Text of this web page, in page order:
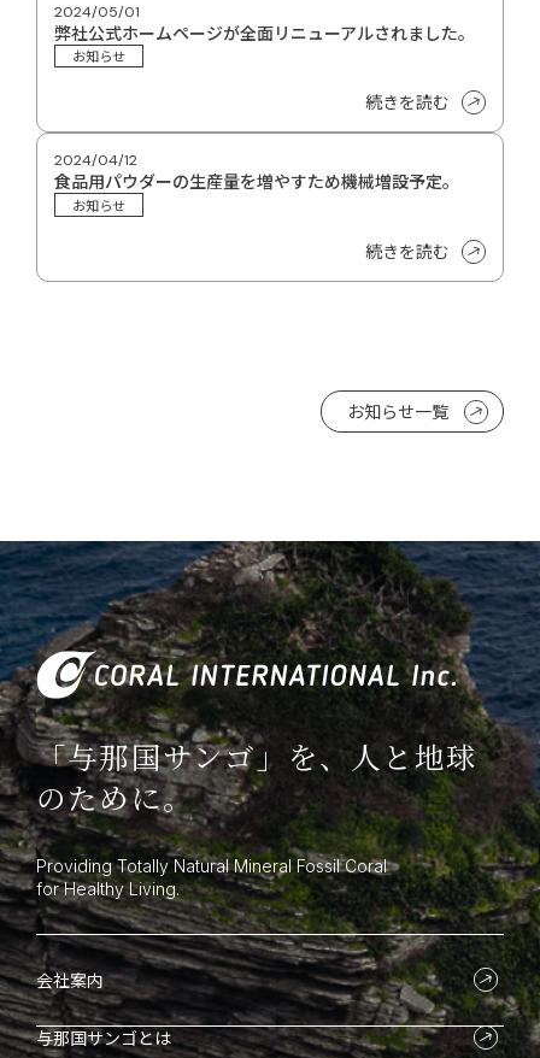
2024/05/01
弊社公式ホームページが全面リニューアルされました。
お知らせ
続きを読む
2024/04/12
食品用パウダーの生産量を増やすため機械増設予定。
お知らせ
続きを読む
お知らせ一覧
「与那国サンゴ」を、人と地球
のために。
Providing Totally Natural Mineral Fossil Coral
for Healthy Living.
会社案内
与那国サンゴとは